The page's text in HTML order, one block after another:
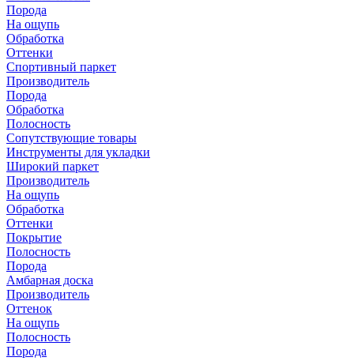
Порода
На ощупь
Обработка
Оттенки
Спортивный паркет
Производитель
Порода
Обработка
Полосность
Сопутствующие товары
Инструменты для укладки
Широкий паркет
Производитель
На ощупь
Обработка
Оттенки
Покрытие
Полосность
Порода
Амбарная доска
Производитель
Оттенок
На ощупь
Полосность
Порода